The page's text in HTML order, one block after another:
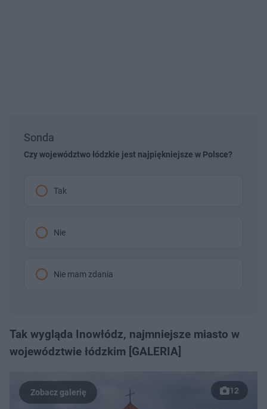
Sonda
Czy województwo łódzkie jest najpiękniejsze w Polsce?
Tak
Nie
Nie mam zdania
Tak wygląda Inowłódz, najmniejsze miasto w
województwie łódzkim [GALERIA]
12